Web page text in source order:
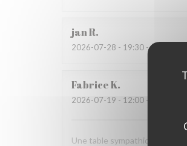
janR
2026-07-28 - 19:30 - Guests 2
FabriceK
2026-07-19 - 12:00 - Guests 3
Une table sympathique avec